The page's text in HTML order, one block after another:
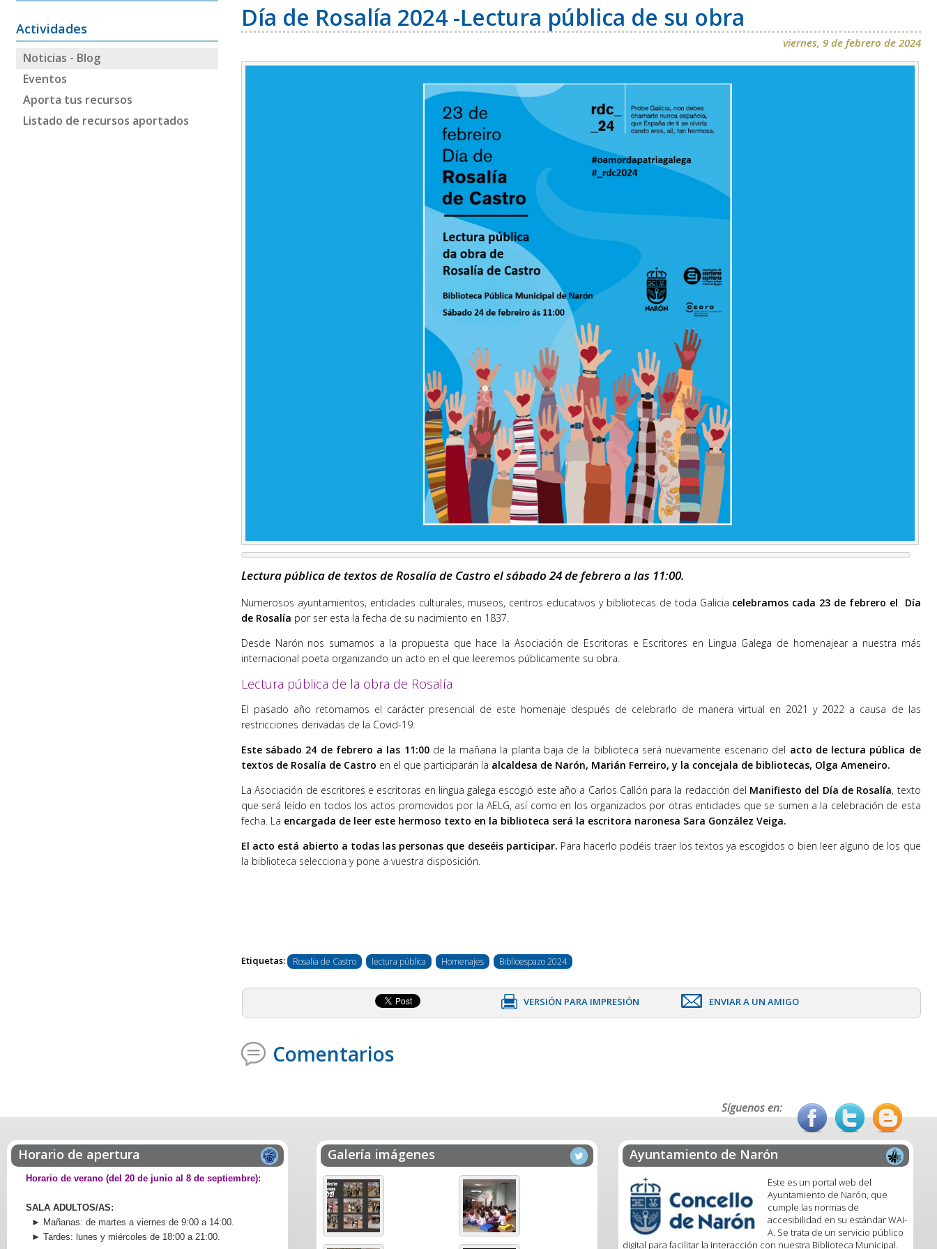
Actividades
Noticias - Blog
Eventos
Aporta tus recursos
Listado de recursos aportados
Día de Rosalía 2024 -Lectura pública de su obra
viernes, 9 de febrero de 2024
Lectura pública de textos de Rosalía de Castro el sábado 24 de febrero a las 11:00.
Numerosos ayuntamientos, entidades culturales, museos, centros educativos y bibliotecas de toda Galicia celebramos cada 23 de febrero el Día
de Rosalía por ser esta la fecha de su nacimiento en 1837.
Desde Narón nos sumamos a la propuesta que hace la Asociación de Escritoras e Escritores en Lingua Galega de homenajear a nuestra más
internacional poeta organizando un acto en el que leeremos públicamente su obra.
Lectura pública de la obra de Rosalía
El pasado año retomamos el carácter presencial de este homenaje después de celebrarlo de manera virtual en 2021 y 2022 a causa de las
restricciones derivadas de la Covid-19.
Este sábado 24 de febrero a las 11:00de la mañana la planta baja de la biblioteca será nuevamente escenario del acto de lectura pública de
textos de Rosalía de Castro en el que participarán la alcaldesa de Narón, Marián Ferreiro, y la concejala de bibliotecas, Olga Ameneiro.
La Asociación de escritores e escritoras en lingua galega escogió este año a Carlos Callón para la redacción del Manifiesto del Día de Rosalía, texto
que será leído en todos los actos promovidos por la AELG, así como en los organizados por otras entidades que se sumen a la celebración de esta
fecha. La encargada de leer este hermoso texto en la biblioteca será la escritora naronesa Sara González Veiga.
El acto está abierto a todas las personas que deseéis participar. Para hacerlo podéis traer los textos ya escogidos o bien leer alguno de los que
la biblioteca selecciona y pone a vuestra disposición.
Etiquetas: Rosalía de Castro lectura pública Homenajes Biblioespazo 2024
VERSIÓN PARA IMPRESIÓN ENVIAR A UN AMIGO
Comentarios
Síguenos en:
Horario de apertura
Horario de verano (del 20 de junio al 8 de septiembre):
SALA ADULTOS/AS:
► Mañanas: de martes a viernes de 9:00 a 14:00.
► Tardes: lunes y miércoles de 18:00 a 21:00.
Galería imágenes Ayuntamiento de Narón
Este es un portal web del
Ayuntamiento de Narón, que
cumple las normas de
accesibilidad en su estándar WAI-
A. Se trata de un servicio público
digital para facilitar la interacción con nuestra Biblioteca Municipal.